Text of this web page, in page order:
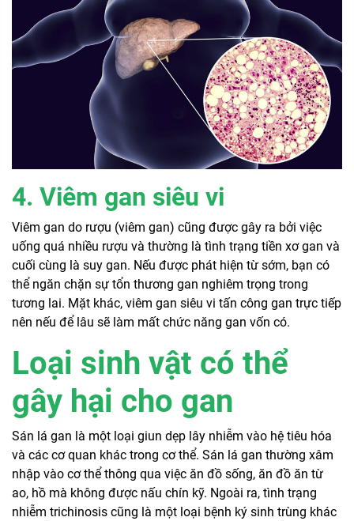
4. Viêm gan siêu vi
Viêm gan do rượu (viêm gan) cũng được gây ra bởi việc
uống quá nhiều rượu và thường là tình trạng tiền xơ gan và
cuối cùng là suy gan. Nếu được phát hiện từ sớm, bạn có
thể ngăn chặn sự tổn thương gan nghiêm trọng trong
tương lai. Mặt khác, viêm gan siêu vi tấn công gan trực tiếp
nên nếu để lâu sẽ làm mất chức năng gan vốn có.
Loại sinh vật có thể
gây hại cho gan
Sán lá gan là một loại giun dẹp lây nhiễm vào hệ tiêu hóa
và các cơ quan khác trong cơ thể. Sán lá gan thường xâm
nhập vào cơ thể thông qua việc ăn đồ sống, ăn đồ ăn từ
ao, hồ mà không được nấu chín kỹ. Ngoài ra, tình trạng
nhiễm trichinosis cũng là một loại bệnh ký sinh trùng khác